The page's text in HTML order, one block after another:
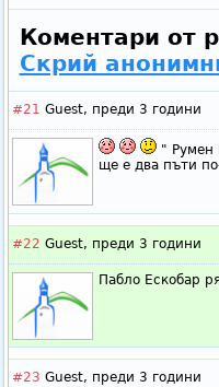
Коментари от
Скрий
#21 Guest, преди 3 години
" Румен
ще е два пъти
#22 Guest, преди 3 години
Пабло Ескобар
#23 Guest, преди 3 години